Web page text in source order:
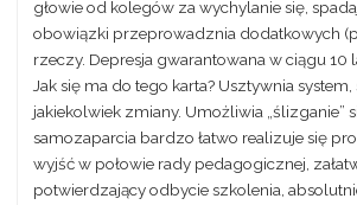
głowie od kolegów za wychylanie się,
obowiązki przeprowadznia dodatkowych
rzeczy. Depresja gwarantowana w ciągu 10
Jak się ma do tego karta? Usztywnia
jakiekolwiek zmiany. Umożliwia „ślizganie”
samozaparcia bardzo łatwo realizuje się
wyjść w połowie rady pedagogicznej,
potwierdzający odbycie szkolenia,